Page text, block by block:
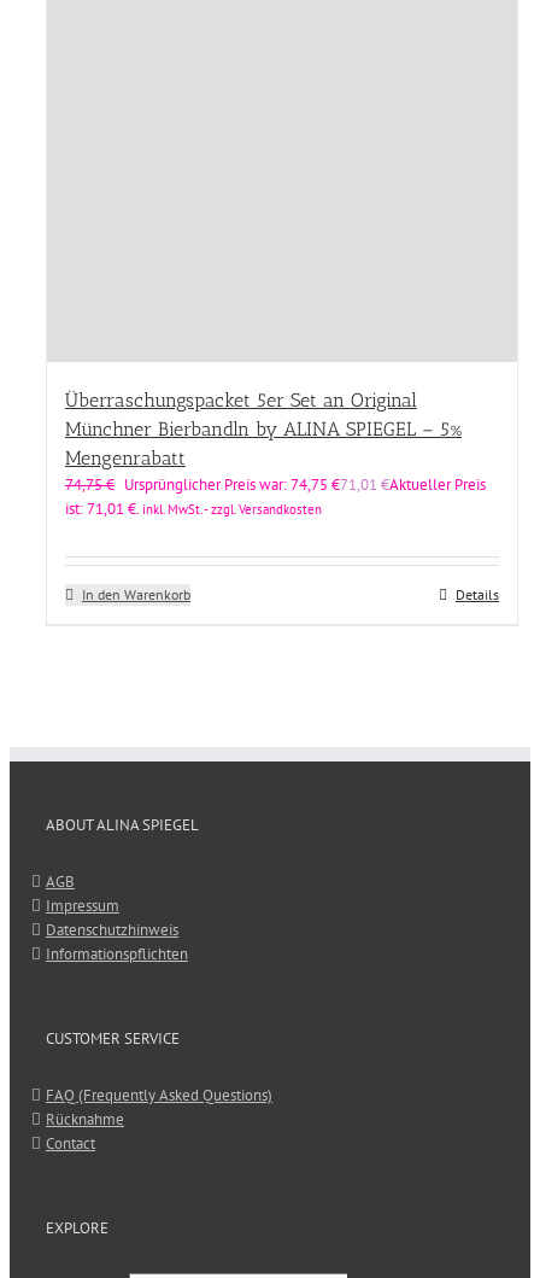
Überraschungspacket 5er Set an Original
Münchner Bierbandln by ALINA SPIEGEL – 5%
Mengenrabatt
74,75€ Ursprünglicher Preis war: 74,75 €71,01 €Aktueller Preis
ist: 71,01 €. inkl. MwSt. - zzgl. Versandkosten
In den Warenkorb Details
ABOUT ALINA SPIEGEL
AGB
Impressum
Datenschutzhinweis
Informationspflichten
CUSTOMER SERVICE
FAQ (Frequently Asked Questions)
Rücknahme
Contact
EXPLORE